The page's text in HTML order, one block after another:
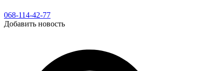
068-114-42-77
Добавить новость